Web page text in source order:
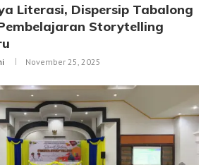
Literasi, Dispersip Tabalong
Storytelling
November 25, 2025